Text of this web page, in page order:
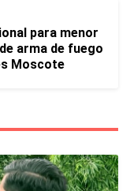
para menor
arma de fuego
Moscote